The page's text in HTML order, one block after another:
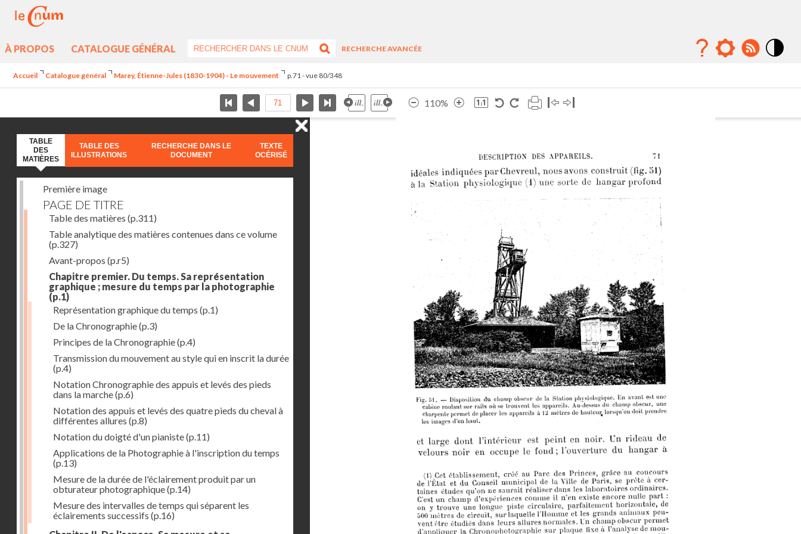
À PROPOS CATALOGUE GÉNÉRAL
RECHERCHE AVANCÉE
Accueil Catalogue général Marey, Étienne-Jules (1830-1904) - Le mouvement p.71 - vue 80/348
110%
TABLE
DES
MATIÈRES
TABLE DES
ILLUSTRATIONS
RECHERCHE DANS LE
DOCUMENT
TEXTE
OCÉRISÉ
Première image
PAGE DE TITRE
Table des matières (p.311)
Table analytique des matières contenues dans ce volume
(p.327)
Avant-propos (p.r5)
Chapitre premier. Du temps. Sa représentation
graphique ; mesure du temps par la photographie
(p.1)
Représentation graphique du temps (p.1)
De la Chronographie(p.3)
Principes de la Chronographie(p.4)
Transmission du mouvement au style qui en inscrit la durée
(p.4)
Notation Chronographie des appuis et levés des pieds
dans la marche(p.6)
Notation des appuis et levés des quatre pieds du cheval à
différentes allures (p.8)
Notation du doigté d'un pianiste(p.11)
Applications de la Photographie à l'inscription du temps
(p.13)
Mesure de la durée de l'éclairement produit par un
obturateur photographique(p.14)
Mesure des intervalles de temps qui séparent les
éclairements successifs (p.16)